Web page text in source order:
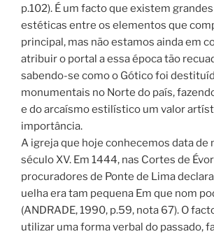
p.102). É um facto que existem
estéticas entre os elementos que
principal, mas não estamos ainda em
atribuir o portal a essa época tão
sabendo-se como o Gótico foi
monumentais no Norte do país,
e do arcaísmo estilístico um valor
importância.
A igreja que hoje conhecemos data de
século XV. Em 1444, nas Cortes de
procuradores de Ponte de Lima
uelha era tam pequena Em que nom
(ANDRADE, 1990, p.59, nota 67). O
utilizar uma forma verbal do passado,